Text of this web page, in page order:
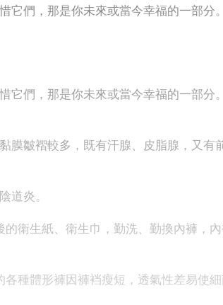
們，那是你未來或當今幸福的一部分
們，那是你未來或當今幸福的一部分
皺褶較多，既有汗腺、皮脂腺，又有
炎。
生紙、衛生巾，勤洗、勤換內褲，內
種體形褲因褲裆瘦短，透氣性差易使細